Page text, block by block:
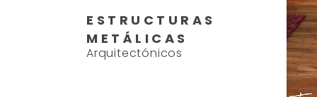
ESTRUCTURAS
METÁLICAS
Arquitectónicos